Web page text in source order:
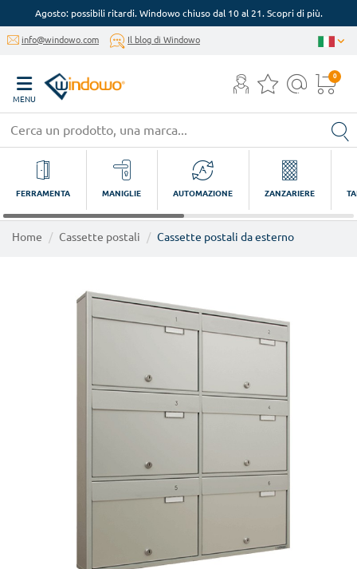
Agosto: possibili ritardi. Windowo chiuso dal 10 al 21. Scopri di più.
info@windowo.com Il blog di Windowo
MENU
0
FERRAMENTA MANIGLIE AUTOMAZIONE ZANZARIERE
Home Cassette postali Cassette postali da esterno